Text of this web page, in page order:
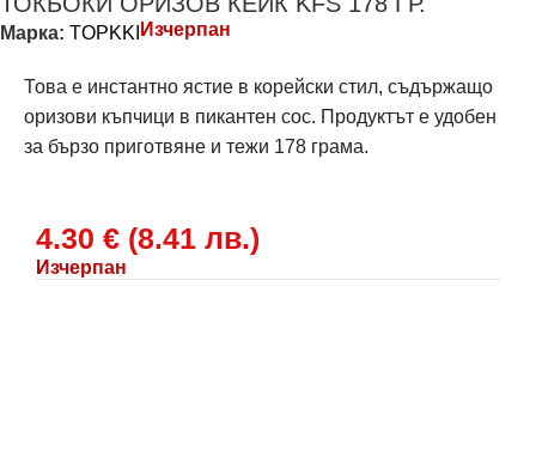
Марка: TOPKKI Изчерпан
Това е инстантно ястие в корейски стил, съдържащо
оризови къпчици в пикантен сос. Продуктът е удобен
за бързо приготвяне и тежи 178 грама.
4.30 € (8.41 лв.)
Изчерпан